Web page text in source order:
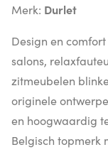
Merk: Durlet
Design en comfort
salons,
zitmeubelen
originele
en hoogwaardig
Belgisch topmerk